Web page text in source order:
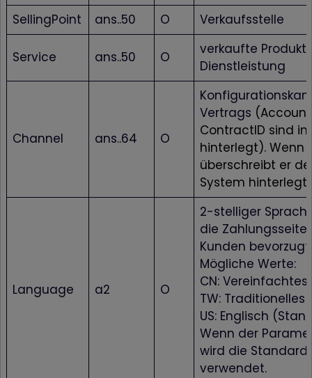
SellingPoint
ans..50 O Verkaufsstelle
Service ans..50 O
verkaufte
Dienstleistung
Channel ans..64 O
Vertrags
ContractID sind
hinterlegt). Wenn
überschreibt er
System
Language a2 O
2-stelliger
die
Kunden
Mögliche Werte:
CN:
TW: Traditionelles
US: Englisch
Wenn der
wird die
verwendet.